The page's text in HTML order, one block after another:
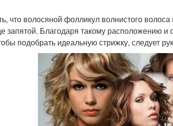
что волосяной фолликул волнистого
запятой. Благодаря такому расположению и
подобрать идеальную стрижку, следует